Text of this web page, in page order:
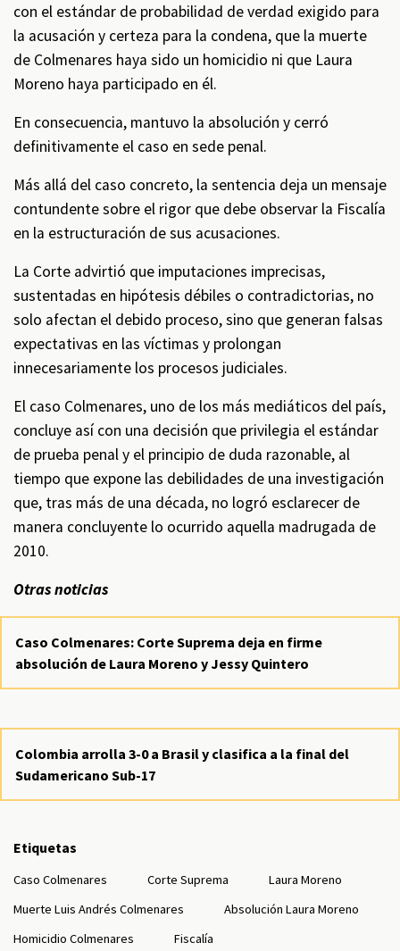
con el estándar de probabilidad de verdad exigido para
la acusación y certeza para la condena, que la muerte
de Colmenares haya sido un homicidio ni que Laura
Moreno haya participado en él.
En consecuencia, mantuvo la absolución y cerró
definitivamente el caso en sede penal.
Más allá del caso concreto, la sentencia deja un mensaje
contundente sobre el rigor que debe observar la Fiscalía
en la estructuración de sus acusaciones.
La Corte advirtió que imputaciones imprecisas,
sustentadas en hipótesis débiles o contradictorias, no
solo afectan el debido proceso, sino que generan falsas
expectativas en las víctimas y prolongan
innecesariamente los procesos judiciales.
El caso Colmenares, uno de los más mediáticos del país,
concluye así con una decisión que privilegia el estándar
de prueba penal y el principio de duda razonable, al
tiempo que expone las debilidades de una investigación
que, tras más de una década, no logró esclarecer de
manera concluyente lo ocurrido aquella madrugada de
2010.
Otras noticias
Caso Colmenares: Corte Suprema deja en firme
absolución de Laura Moreno y Jessy Quintero
Colombia arrolla 3-0 a Brasil y clasifica a la final del
Sudamericano Sub-17
Etiquetas
Caso Colmenares Corte Suprema
Laura Moreno
Muerte Luis Andrés Colmenares
Absolución Laura Moreno
Homicidio Colmenares
Fiscalía